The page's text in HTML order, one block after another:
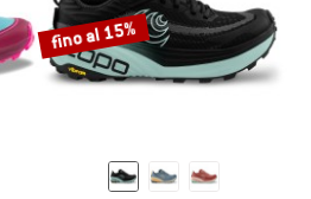
fino al 15%